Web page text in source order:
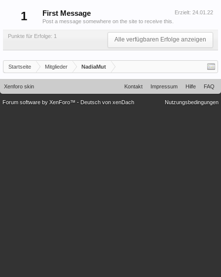
1 Erzielt: 24.01.22
First Message
Post a message somewhere on the site to receive this.
Punkte für Erfolge: 1 Alle verfügbaren Erfolge anzeigen
Startseite Mitglieder NadiaMut
Xenforo skin Kontakt Impressum Hilfe FAQ
Nutzungsbedingungen
Forum software by XenForo™ - Deutsch von xenDach